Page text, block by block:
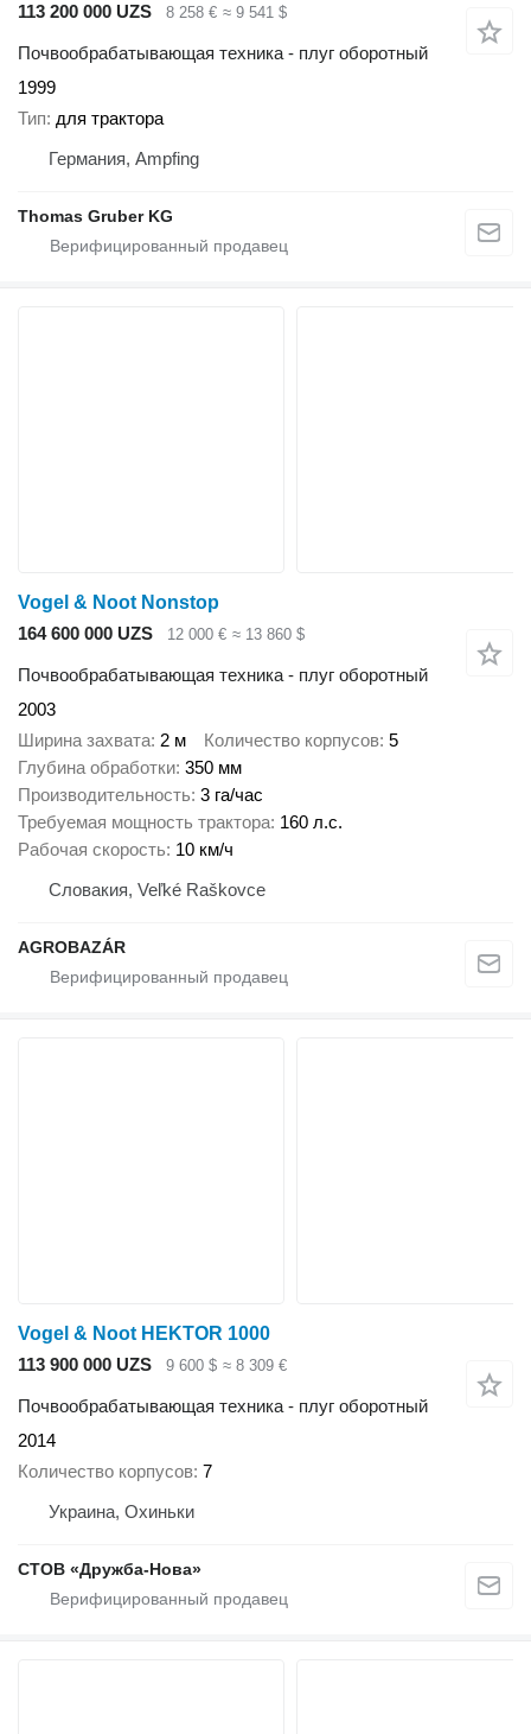
113 200 000 UZS
8 258 € ≈ 9 541 $
Почвообрабатывающая техника - плуг оборотный
1999
Тип для трактора
Германия, Ampfing
Thomas Gruber KG
Vogel & Noot Nonstop
164 600 000 UZS
12 000 € ≈ 13 860 $
Почвообрабатывающая техника - плуг оборотный
2003
Ширина захвата 2 м Количество корпусов 5
Глубина обработки 350 мм
Производительность 3 га/час
Требуемая мощность трактора 160 л.с.
Рабочая скорость 10 км/ч
Словакия, Veľké Raškovce
AGROBAZÁR
Vogel & Noot HEKTOR 1000
113 900 000 UZS
9 600 $ ≈ 8 309 €
Почвообрабатывающая техника - плуг оборотный
2014
Количество корпусов 7
Украина, Охиньки
СТОВ «Дружба-Нова»